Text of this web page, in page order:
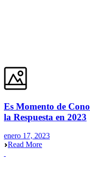
Es Momento de
la Respuesta en 2023
enero 17, 2023
Read More